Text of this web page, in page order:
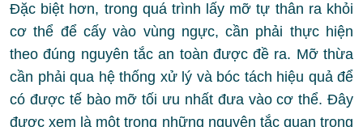
Đặc biệt hơn, trong quá trình lấy mỡ tự thân ra khỏi
cơ thể để cấy vào vùng ngực, cần phải thực hiện
theo đúng nguyên tắc an toàn được đề ra. Mỡ thừa
cần phải qua hệ thống xử lý và bóc tách hiệu quả để
có được tế bào mỡ tối ưu nhất đưa vào cơ thể. Đây
được xem là một trong những nguyên tắc quan trọng